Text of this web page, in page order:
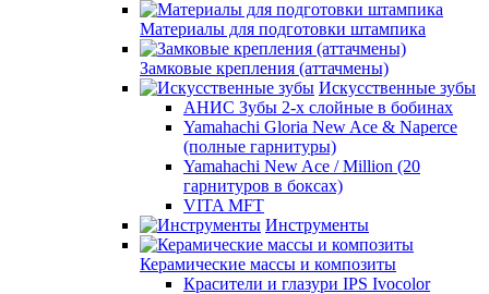
Материалы для подготовки штампика
Замковые крепления (аттачмены)
Искусственные зубы
АНИС Зубы 2-х слойные в бобинах
Yamahachi Gloria New Ace & Naperce
(полные гарнитуры)
Yamahachi New Ace / Million (20
гарнитуров в боксах)
VITA MFT
Инструменты
Керамические массы и композиты
Красители и глазури IPS Ivocolor